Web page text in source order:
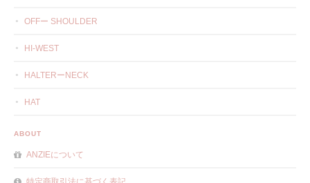
OFFー SHOULDER
HI-WEST
HALTERーNECK
HAT
ABOUT
ANZIEについて